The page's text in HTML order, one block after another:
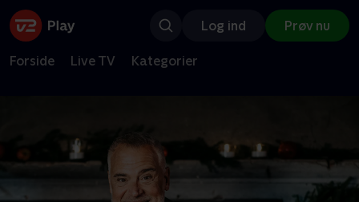
Log ind Prøv nu
Forside Live TV Kategorier